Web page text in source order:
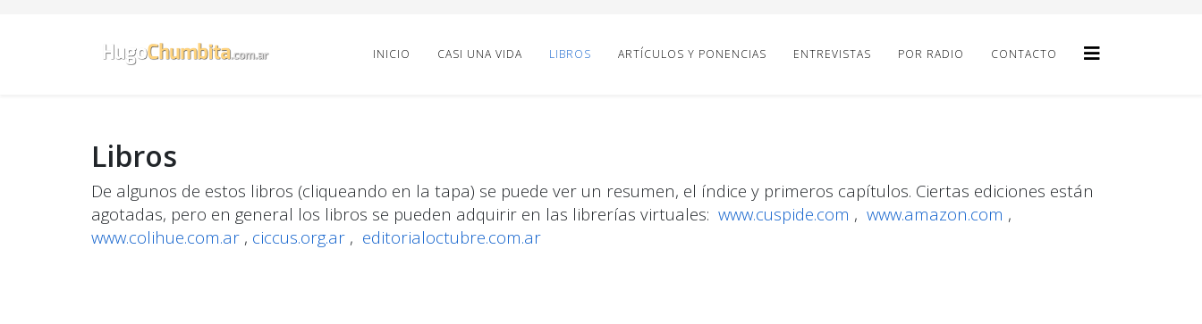
INICIO CASI UNA VIDA LIBROS ARTÍCULOS Y PONENCIAS ENTREVISTAS POR RADIO CONTACTO
Libros
De algunos de estos libros (cliqueando en la tapa) se puede ver un resumen, el índice y primeros capítulos. Ciertas ediciones están
agotadas, pero en general los libros se pueden adquirir en las librerías virtuales: www.cuspide.com , www.amazon.com ,
www.colihue.com.ar , ciccus.org.ar , editorialoctubre.com.ar